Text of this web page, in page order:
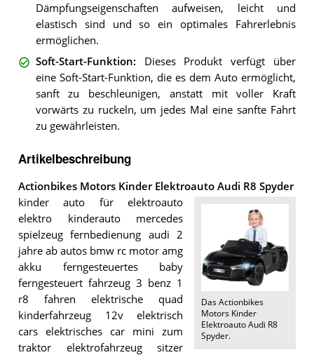
Dämpfungseigenschaften aufweisen, leicht und
elastisch sind und so ein optimales Fahrerlebnis
ermöglichen.
Soft-Start-Funktion: Dieses Produkt verfügt über
eine Soft-Start-Funktion, die es dem Auto ermöglicht,
sanft zu beschleunigen, anstatt mit voller Kraft
vorwärts zu ruckeln, um jedes Mal eine sanfte Fahrt
zu gewährleisten.
Artikelbeschreibung
Actionbikes Motors Kinder Elektroauto Audi R8 Spyder
Das Actionbikes
Motors Kinder
Elektroauto Audi R8
Spyder.
kinder auto für elektroauto
elektro kinderauto mercedes
spielzeug fernbedienung audi 2
jahre ab autos bmw rc motor amg
akku ferngesteuertes baby
ferngesteuert fahrzeug 3 benz 1
r8 fahren elektrische quad
kinderfahrzeug 12v elektrisch
cars elektrisches car mini zum
traktor elektrofahrzeug sitzer